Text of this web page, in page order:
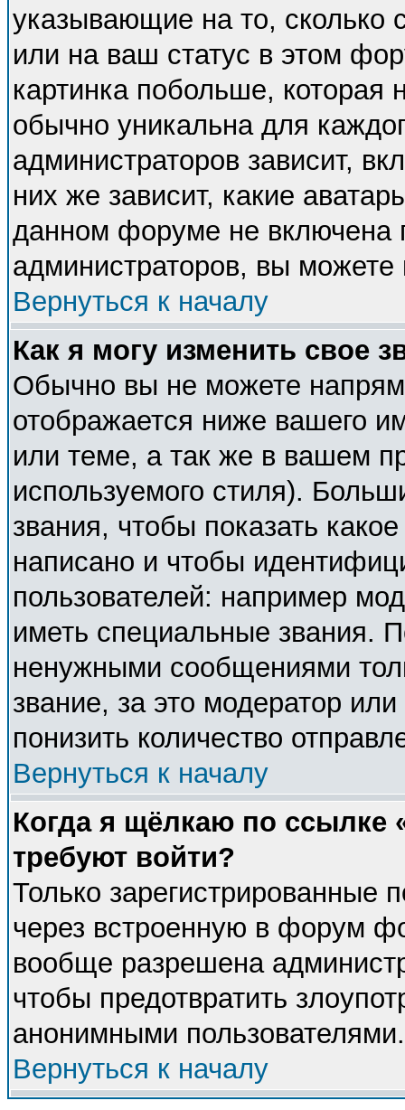
указывающие на то,
или на ваш статус в этом
картинка побольше, которая
обычно уникальна для
администраторов зависит,
них же зависит, какие
данном форуме не включена
администраторов, вы
Вернуться к началу
Как я могу изменить свое
Обычно вы не можете
отображается ниже вашего
или теме, а так же в вашем
используемого стиля).
звания, чтобы показать
написано и чтобы
пользователей: например
иметь специальные звания.
ненужными сообщениями
звание, за это модератор
понизить количество
Вернуться к началу
Когда я щёлкаю по ссылке
требуют войти?
Только зарегистрированные
через встроенную в форум
вообще разрешена
чтобы предотвратить
анонимными пользователями.
Вернуться к началу